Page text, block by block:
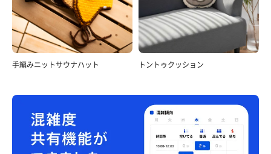
舞茸の彩りあんかけうどん＋ミニ赤パンチ丼
手編みニットサウナハット トントゥクッション